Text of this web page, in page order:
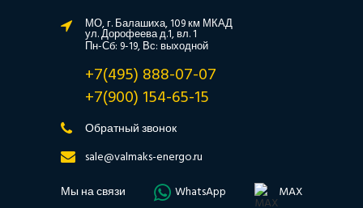
МО, г. Балашиха, 109 км МКАД
ул. Дорофеева д.1, вл. 1
Пн-Сб: 9-19, Вс: выходной
+7(495) 888-07-07
+7(900) 154-65-15
Обратный звонок
sale@valmaks-energo.ru
Мы на связи
WhatsApp MAX